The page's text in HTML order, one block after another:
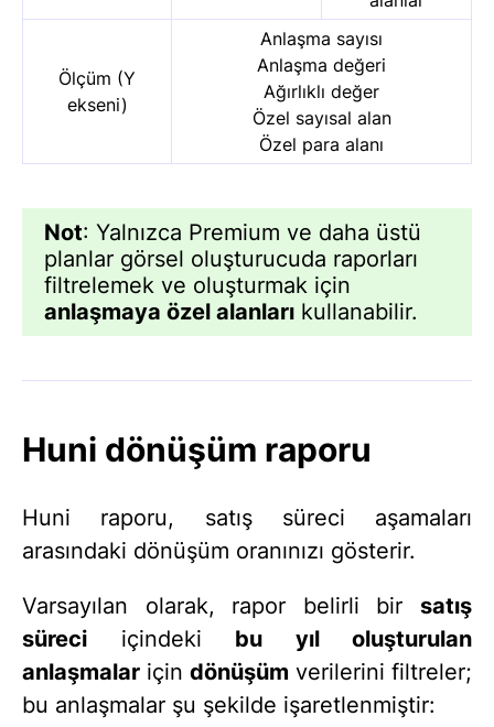
Ölçüm (Y
ekseni)
Anlaşma sayısı
Anlaşma değeri
Ağırlıklı değer
Özel sayısal alan
Özel para alanı
Not: Yalnızca Premium ve daha üstü
planlar görsel oluşturucuda raporları
filtrelemek ve oluşturmak için
anlaşmaya özel alanları kullanabilir.
Huni dönüşüm raporu
Huni raporu, satış süreci aşamaları
arasındaki dönüşüm oranınızı gösterir.
Varsayılan olarak, rapor belirli bir satış
süreci içindeki bu yıl oluşturulan
anlaşmalar için dönüşüm verilerini filtreler;
bu anlaşmalar şu şekilde işaretlenmiştir: